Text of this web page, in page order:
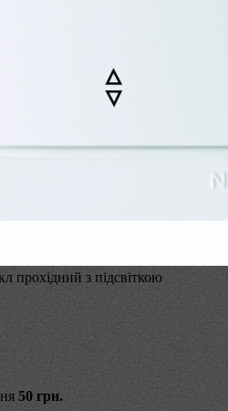
прохідний з підсвіткою
50 грн.